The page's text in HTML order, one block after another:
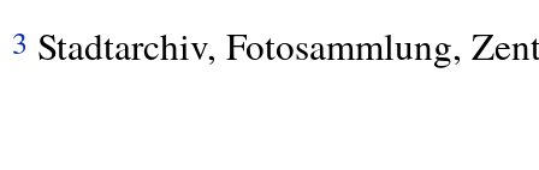
3 Stadtarchiv, Fotosammlung,